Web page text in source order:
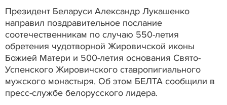
Президент Беларуси Александр Лукашенко
направил поздравительное послание
соотечественникам по случаю 550-летия
обретения чудотворной Жировичской иконы
Божией Матери и 500-летия основания Свято-
Успенского Жировичского ставропигиального
мужского монастыря. Об этом БЕЛТА сообщили в
пресс-службе белорусского лидера.